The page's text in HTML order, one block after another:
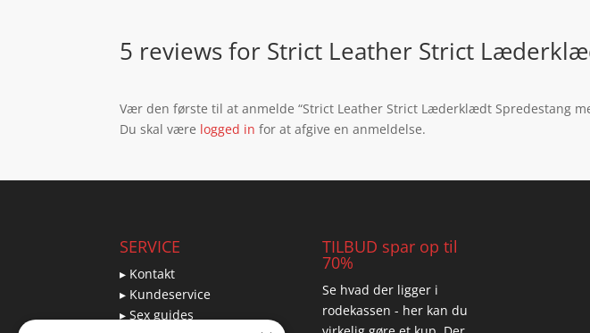
5 reviews for Strict Leather Strict
Vær den første til at anmelde “Strict Leather Strict Læderklædt Spredestang
Du skal være logged in for at afgive en anmeldelse.
SERVICE
▸ Kontakt
▸ Kundeservice
▸ Sex guides
TILBUD spar op til
70%
Se hvad der ligger i
rodekassen - her kan du